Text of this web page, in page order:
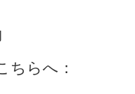
ちらへ：